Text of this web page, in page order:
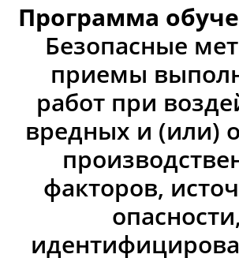
Программа
Безопасные
приемы
работ при
вредных и (или)
факторов,
опасности,